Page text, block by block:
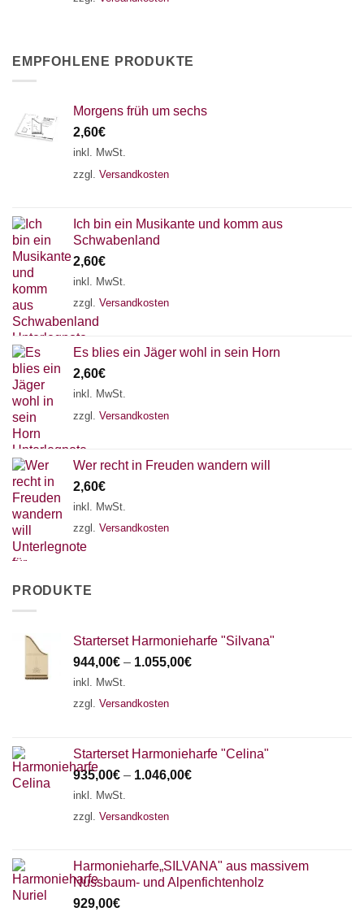
EMPFOHLENE PRODUKTE
Morgens früh um sechs
2,60€
inkl. MwSt.
zzgl. Versandkosten
Ich bin ein Musikante und komm aus
Schwabenland
2,60€
inkl. MwSt.
zzgl. Versandkosten
Es blies ein Jäger wohl in sein Horn
2,60€
inkl. MwSt.
zzgl. Versandkosten
Wer recht in Freuden wandern will
2,60€
inkl. MwSt.
zzgl. Versandkosten
PRODUKTE
Starterset Harmonieharfe "Silvana"
944,00€ – 1.055,00€
inkl. MwSt.
zzgl. Versandkosten
Starterset Harmonieharfe "Celina"
935,00€ – 1.046,00€
inkl. MwSt.
zzgl. Versandkosten
Harmonieharfe„SILVANA" aus massivem
Nussbaum- und Alpenfichtenholz
929,00€